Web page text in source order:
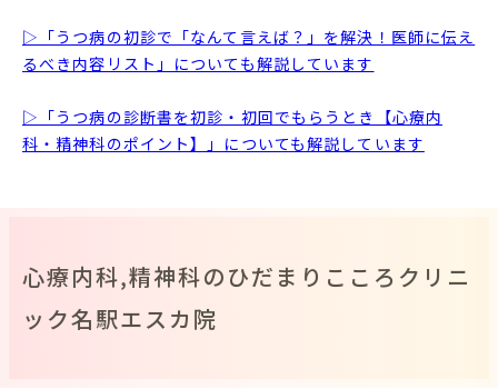
▷「うつ病の初診で「なんて言えば？」を解決！医師に伝え
るべき内容リスト」についても解説しています
▷「うつ病の診断書を初診・初回でもらうとき【心療内
科・精神科のポイント】」についても解説しています
心療内科,精神科のひだまりこころクリニ
ック名駅エスカ院